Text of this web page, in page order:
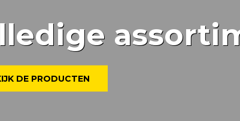
DE PRODUCTEN